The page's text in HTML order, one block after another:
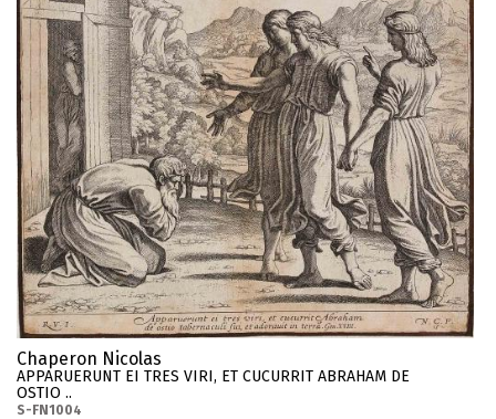
Chaperon Nicolas
APPARUERUNT EI TRES VIRI, ET CUCURRIT ABRAHAM DE
OSTIO ..
S-FN1004